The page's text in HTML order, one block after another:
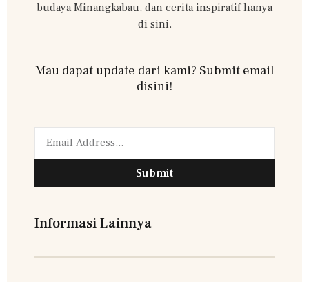
budaya Minangkabau, dan cerita inspiratif hanya
di sini.
Mau dapat update dari kami? Submit email
disini!
Submit
Informasi Lainnya